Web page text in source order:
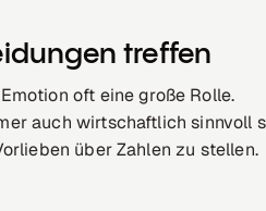
treffen
oft eine große Rolle.
auch wirtschaftlich sinnvoll
über Zahlen zu stellen.